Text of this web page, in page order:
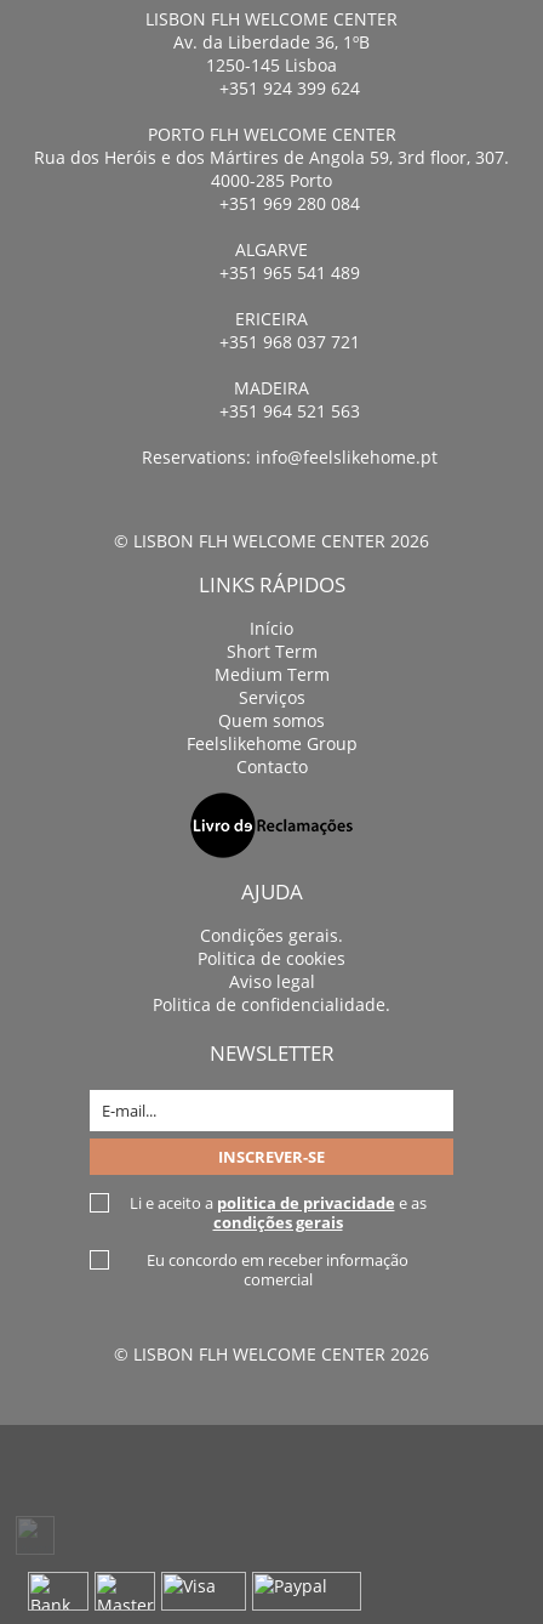
LISBON FLH WELCOME CENTER
Av. da Liberdade 36, 1ºB
1250-145 Lisboa
+351 924 399 624
PORTO FLH WELCOME CENTER
Rua dos Heróis e dos Mártires de Angola 59, 3rd floor, 307.
4000-285 Porto
+351 969 280 084
ALGARVE
+351 965 541 489
ERICEIRA
+351 968 037 721
MADEIRA
+351 964 521 563
Reservations: info@feelslikehome.pt
© LISBON FLH WELCOME CENTER 2026
LINKS RÁPIDOS
Início
Short Term
Medium Term
Serviços
Quem somos
Feelslikehome Group
Contacto
AJUDA
Condições gerais.
Politica de cookies
Aviso legal
Politica de confidencialidade.
NEWSLETTER
Li e aceito a politica de privacidade e as
condições gerais
Eu concordo em receber informação
comercial
© LISBON FLH WELCOME CENTER 2026